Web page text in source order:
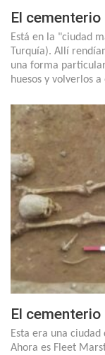
El
Está en la "ciudad
Turquía). Allí
una forma
huesos y volverlos
El
Esta era una
Ahora es Fleet